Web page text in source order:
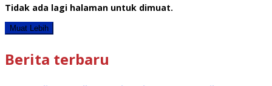
Tidak ada lagi halaman untuk dimuat.
Muat Lebih
Berita terbaru